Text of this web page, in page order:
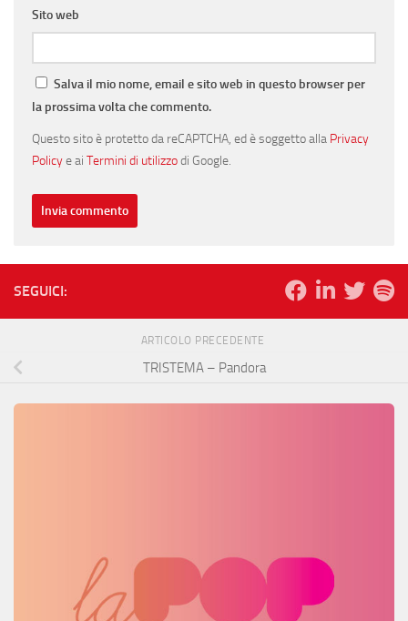
Sito web
Salva il mio nome, email e sito web in questo browser per
la prossima volta che commento.
Questo sito è protetto da reCAPTCHA, ed è soggetto alla Privacy
Policye ai Termini di utilizzodi Google.
SEGUICI:
ARTICOLO PRECEDENTE
TRISTEMA – Pandora